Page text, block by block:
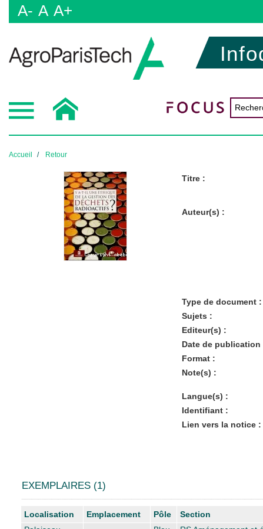
A- A A+
Accueil Retour
Titre :
Auteur(s) :
Type de document :
Sujets :
Editeur(s) :
Date de publication
Format :
Note(s) :
Langue(s) :
Identifiant :
Lien vers la notice :
EXEMPLAIRES (1)
Liste des exemplaires
Localisation Emplacement Pôle Section